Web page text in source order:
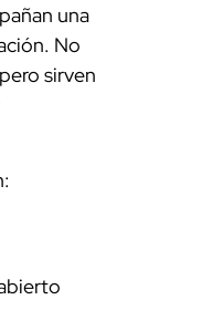
una
No
sirven